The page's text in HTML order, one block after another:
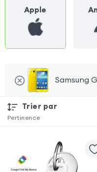
Apple
Samsung
Trier par
Pertinence